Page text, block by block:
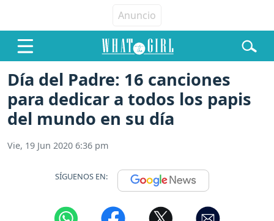
Día del Padre: 16 canciones
para dedicar a todos los papis
del mundo en su día
Vie, 19 Jun 2020 6:36 pm
SÍGUENOS EN: